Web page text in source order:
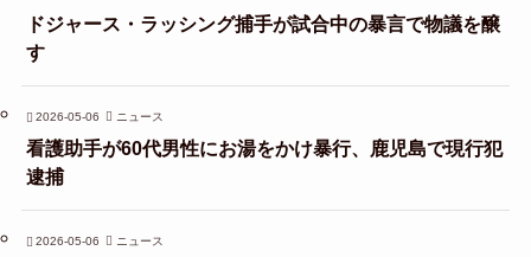
ドジャース・ラッシング捕手が試合中の暴言で物議を醸
す
2026-05-06 ニュース
看護助手が60代男性にお湯をかけ暴行、鹿児島で現行犯
逮捕
2026-05-06 ニュース